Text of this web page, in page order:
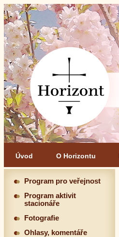
Úvod O Horizontu
Program pro veřejnost
Program aktivit
stacionáře
Fotografie
Ohlasy, komentáře